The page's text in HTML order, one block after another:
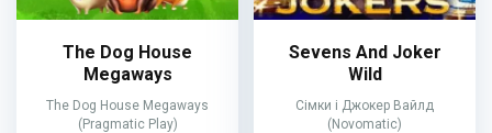
The Dog House
Megaways
The Dog House Megaways
(Pragmatic Play)
Sevens And Joker
Wild
Сімки і Джокер Вайлд
(Novomatic)